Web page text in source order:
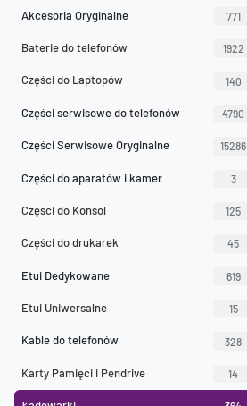
Akcesoria Oryginalne 771
Baterie do telefonów 1922
Części do Laptopów 140
Części serwisowe do telefonów 4790
Części Serwisowe Oryginalne 15286
Części do aparatów i kamer 3
Części do Konsol 125
Części do drukarek 45
Etui Dedykowane 619
Etui Uniwersalne 15
Kable do telefonów 328
Karty Pamięci i Pendrive 14